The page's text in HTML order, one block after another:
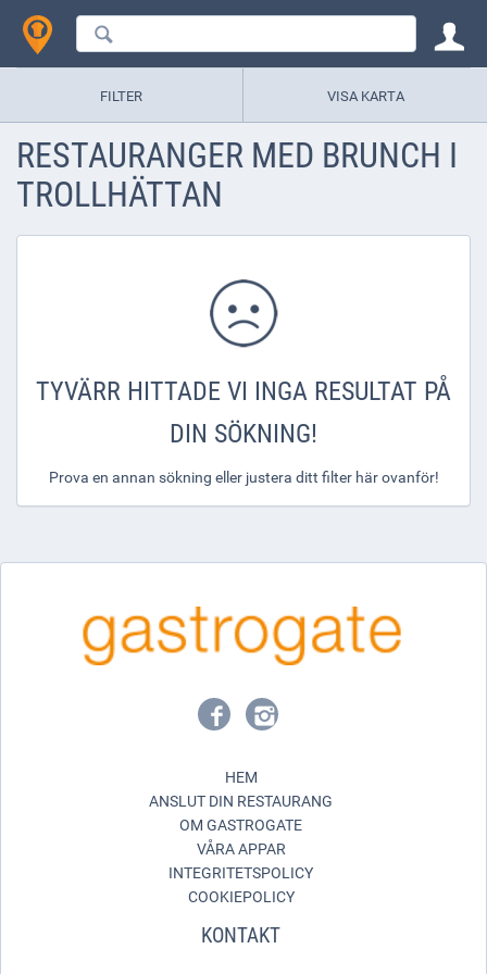
FILTER VISA KARTA
RESTAURANGER MED BRUNCH I
TROLLHÄTTAN
TYVÄRR HITTADE VI INGA RESULTAT PÅ
DIN SÖKNING!
Prova en annan sökning eller justera ditt filter här ovanför!
HEM
ANSLUT DIN RESTAURANG
OM GASTROGATE
VÅRA APPAR
INTEGRITETSPOLICY
COOKIEPOLICY
KONTAKT